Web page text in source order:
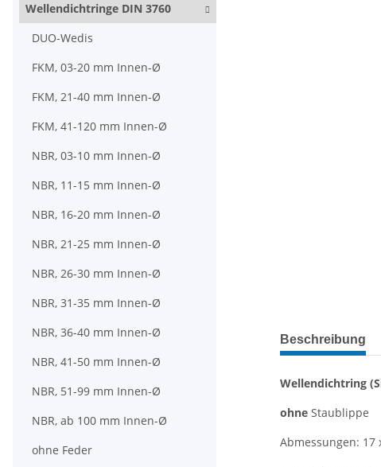
weitere
Beschreibung
Wellendichtring
ohne Staublippe
Abmessungen: 17
Wellendichtringe DIN 3760
DUO-Wedis
FKM, 03-20 mm Innen-Ø
FKM, 21-40 mm Innen-Ø
FKM, 41-120 mm Innen-Ø
NBR, 03-10 mm Innen-Ø
NBR, 11-15 mm Innen-Ø
NBR, 16-20 mm Innen-Ø
NBR, 21-25 mm Innen-Ø
NBR, 26-30 mm Innen-Ø
NBR, 31-35 mm Innen-Ø
NBR, 36-40 mm Innen-Ø
NBR, 41-50 mm Innen-Ø
NBR, 51-99 mm Innen-Ø
NBR, ab 100 mm Innen-Ø
ohne Feder